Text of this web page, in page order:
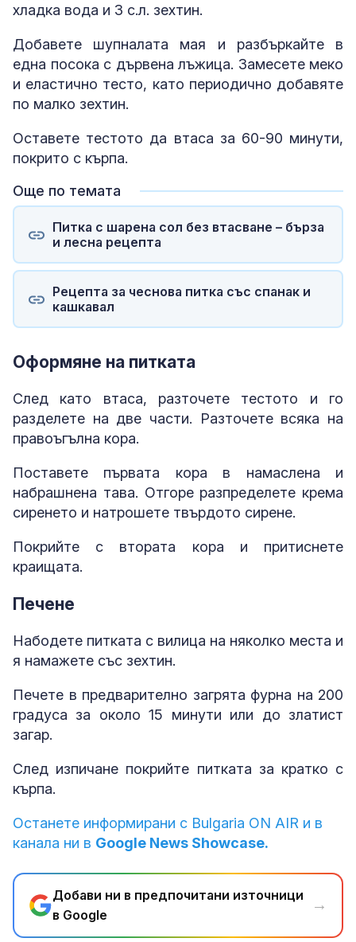
хладка вода и 3 с.л. зехтин.
Добавете шупналата мая и разбъркайте в
една посока с дървена лъжица. Замесете меко
и еластично тесто, като периодично добавяте
по малко зехтин.
Оставете тестото да втаса за 60-90 минути,
покрито с кърпа.
Още по темата
Питка с шарена сол без втасване – бърза
и лесна рецепта
Рецепта за чеснова питка със спанак и
кашкавал
Оформяне на питката
След като втаса, разточете тестото и го
разделете на две части. Разточете всяка на
правоъгълна кора.
Поставете първата кора в намаслена и
набрашнена тава. Отгоре разпределете крема
сиренето и натрошете твърдото сирене.
Покрийте с втората кора и притиснете
краищата.
Печене
Набодете питката с вилица на няколко места и
я намажете със зехтин.
Печете в предварително загрята фурна на 200
градуса за около 15 минути или до златист
загар.
След изпичане покрийте питката за кратко с
кърпа.
Останете информирани с Bulgaria ON AIR и в
канала ни в Google News Showcase.
Добави ни в предпочитани източници
в Google
→